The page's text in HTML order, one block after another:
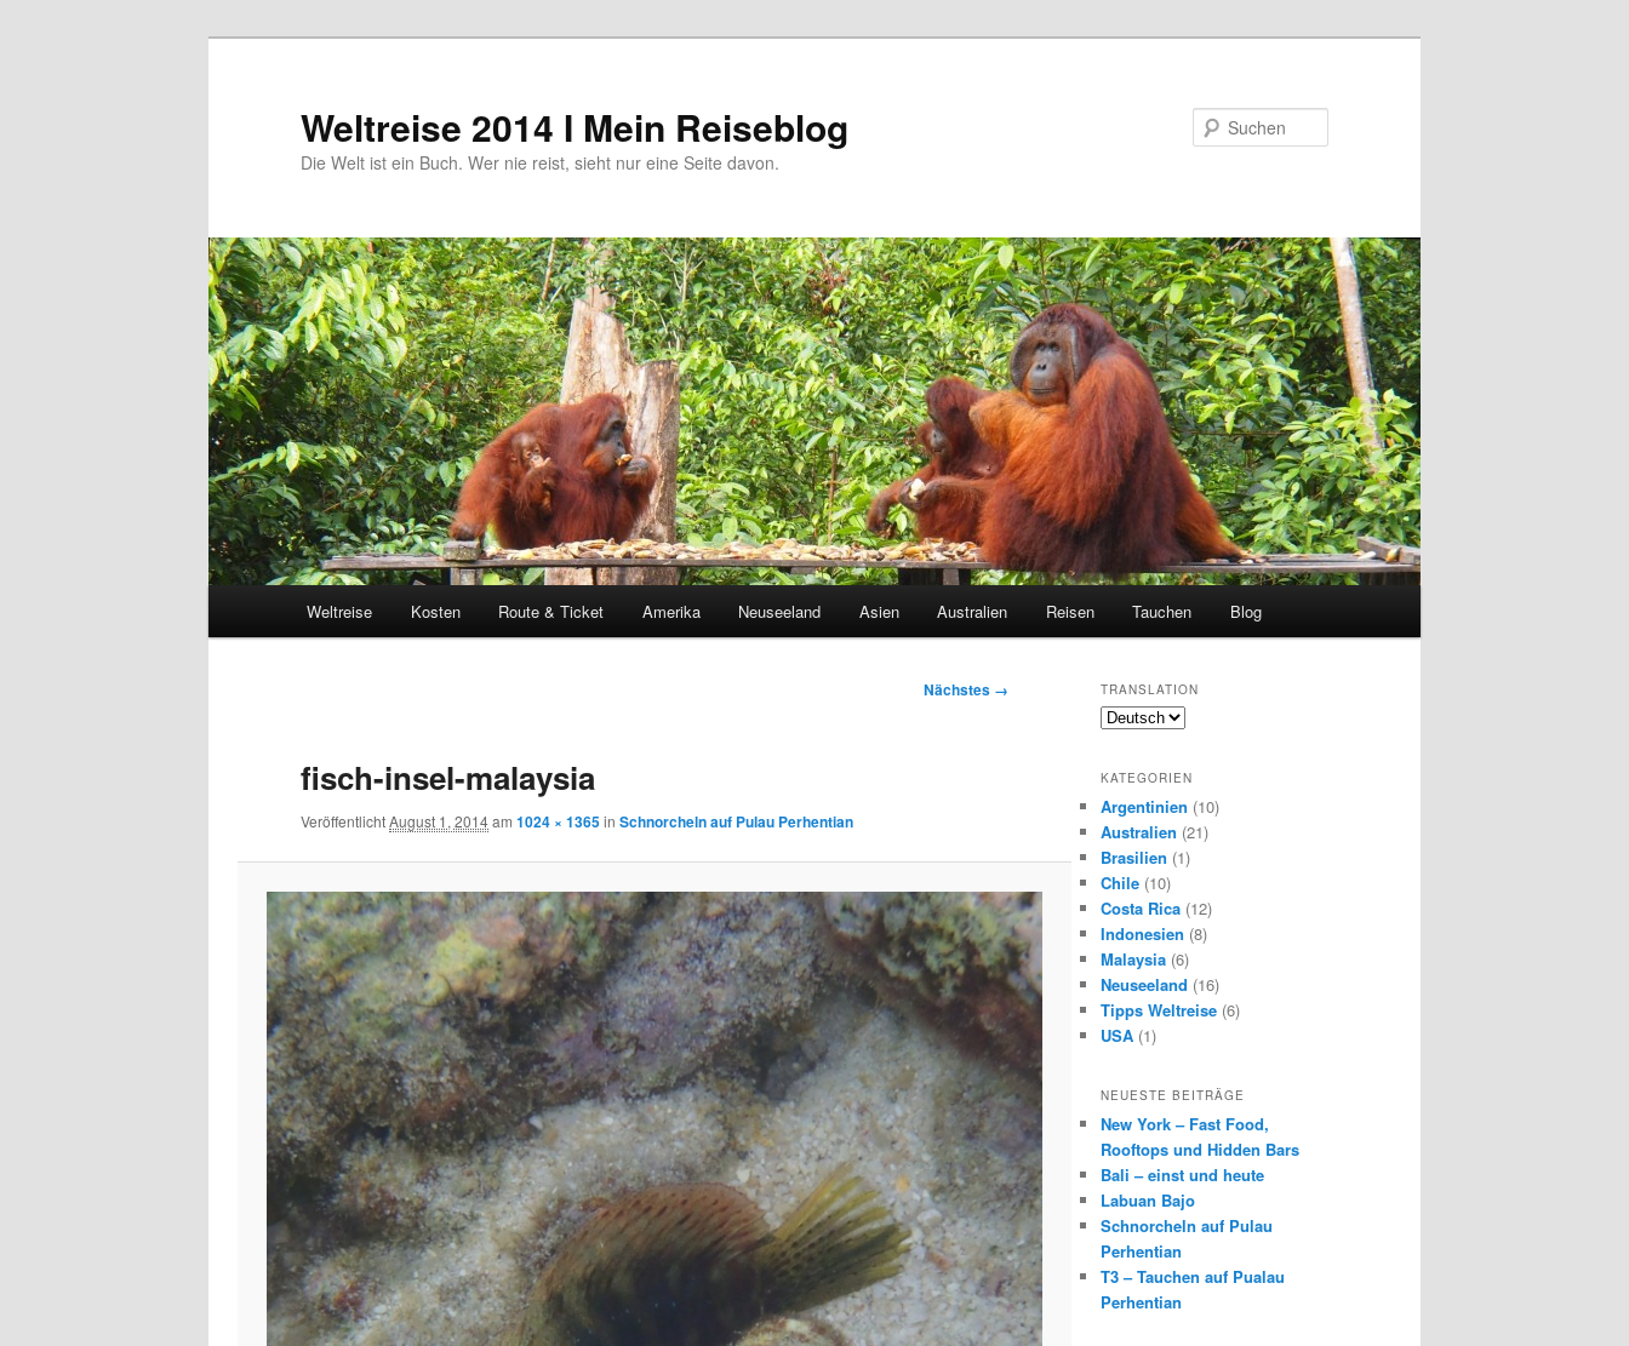
Weltreise 2014 I Mein Reiseblog
Die Welt ist ein Buch. Wer nie reist, sieht nur eine Seite davon.
Weltreise Kosten Route & Ticket Amerika Neuseeland Asien Australien Reisen Tauchen Blog
Nächstes →
fisch-insel-malaysia
VeröffentlichtAugust 1, 2014am 1024 × 1365in Schnorcheln auf Pulau Perhentian
TRANSLATION
KATEGORIEN
Argentinien (10)
Australien (21)
Brasilien (1)
Chile (10)
Costa Rica (12)
Indonesien (8)
Malaysia (6)
Neuseeland (16)
Tipps Weltreise (6)
USA (1)
NEUESTE BEITRÄGE
New York – Fast Food,
Rooftops und Hidden Bars
Bali – einst und heute
Labuan Bajo
Schnorcheln auf Pulau
Perhentian
T3 – Tauchen auf Pualau
Perhentian